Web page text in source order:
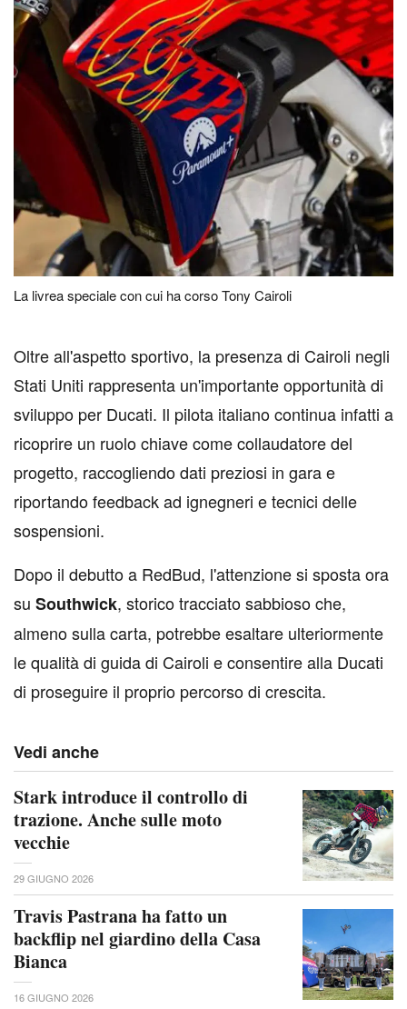
La livrea speciale con cui ha corso Tony Cairoli
Oltre all'aspetto sportivo, la presenza di Cairoli negli
Stati Uniti rappresenta un'importante opportunità di
sviluppo per Ducati. Il pilota italiano continua infatti a
ricoprire un ruolo chiave come collaudatore del
progetto, raccogliendo dati preziosi in gara e
riportando feedback ad ignegneri e tecnici delle
sospensioni.
Dopo il debutto a RedBud, l'attenzione si sposta ora
su Southwick, storico tracciato sabbioso che,
almeno sulla carta, potrebbe esaltare ulteriormente
le qualità di guida di Cairoli e consentire alla Ducati
di proseguire il proprio percorso di crescita.
Vedi anche
Stark introduce il controllo di
trazione. Anche sulle moto
vecchie
29 GIUGNO 2026
Travis Pastrana ha fatto un
backflip nel giardino della Casa
Bianca
16 GIUGNO 2026